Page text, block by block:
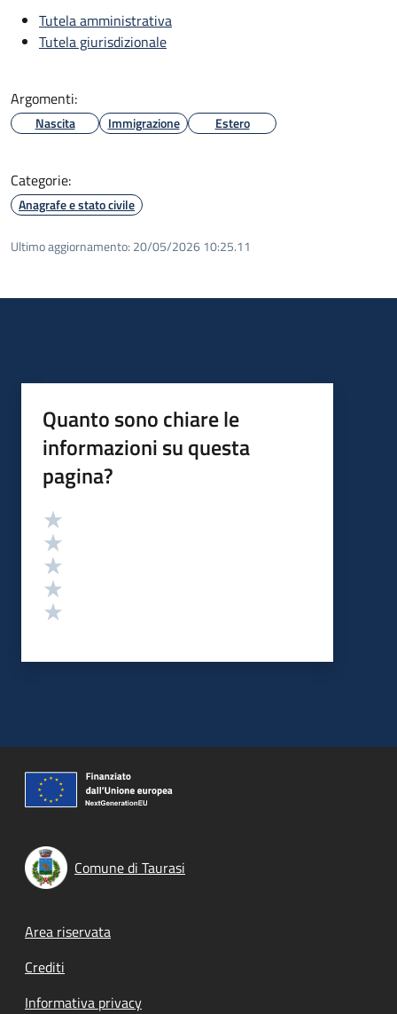
Tutela amministrativa
Tutela giurisdizionale
Argomenti:
Nascita Immigrazione Estero
Categorie:
Anagrafe e stato civile
Ultimo aggiornamento: 20/05/2026 10:25.11
Quanto sono chiare le
informazioni su questa
pagina?
Valutazione
Comune di Taurasi
Footer menu
Area riservata
Crediti
Informativa privacy